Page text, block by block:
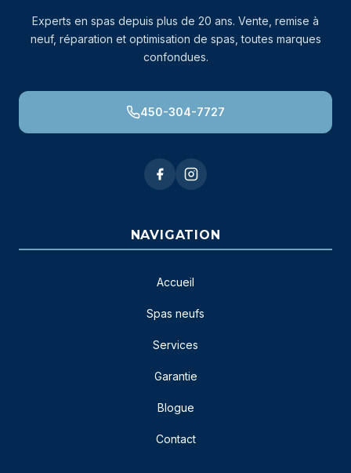
Experts en spas depuis plus de 20 ans. Vente, remise à
neuf, réparation et optimisation de spas, toutes marques
confondues.
450-304-7727
NAVIGATION
Accueil
Spas neufs
Services
Garantie
Blogue
Contact